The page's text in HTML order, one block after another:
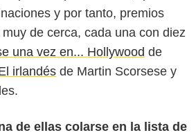
y por tanto, premios
de cerca, cada una con diez
una vez en... Hollywood de
irlandés de Martin Scorsese y
de ellas colarse en la lista de